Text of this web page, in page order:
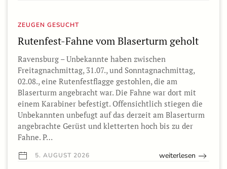
ZEUGEN GESUCHT
Rutenfest-Fahne vom Blaserturm geholt
Ravensburg – Unbekannte haben zwischen
Freitagnachmittag, 31.07., und Sonntagnachmittag,
02.08., eine Rutenfestflagge gestohlen, die am
Blaserturm angebracht war. Die Fahne war dort mit
einem Karabiner befestigt. Offensichtlich stiegen die
Unbekannten unbefugt auf das derzeit am Blaserturm
angebrachte Gerüst und kletterten hoch bis zu der
Fahne. P…
5. AUGUST 2026 weiterlesen